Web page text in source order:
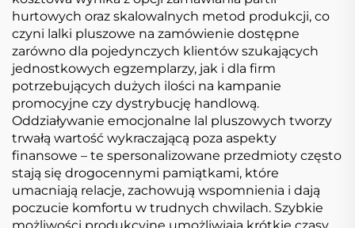
hurtowych oraz skalowalnych metod produkcji, co
czyni lalki pluszowe na zamówienie dostępne
zarówno dla pojedynczych klientów szukających
jednostkowych egzemplarzy, jak i dla firm
potrzebujących dużych ilości na kampanie
promocyjne czy dystrybucję handlową.
Oddziaływanie emocjonalne lal pluszowych tworzy
trwałą wartość wykraczającą poza aspekty
finansowe – te spersonalizowane przedmioty często
stają się drogocennymi pamiątkami, które
umacniają relacje, zachowują wspomnienia i dają
poczucie komfortu w trudnych chwilach. Szybkie